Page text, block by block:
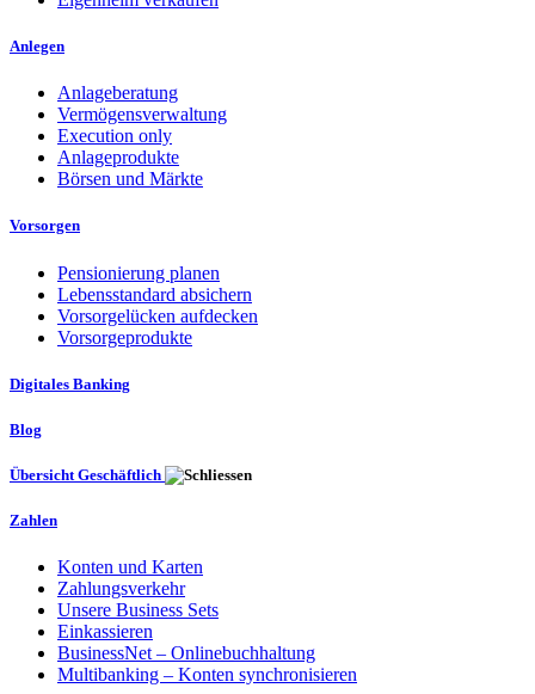
Anlegen
Anlageberatung
Vermögensverwaltung
Execution only
Anlageprodukte
Börsen und Märkte
Vorsorgen
Pensionierung planen
Lebensstandard absichern
Vorsorgelücken aufdecken
Vorsorgeprodukte
Digitales Banking
Blog
Übersicht Geschäftlich
Zahlen
Konten und Karten
Zahlungsverkehr
Unsere Business Sets
Einkassieren
BusinessNet – Onlinebuchhaltung
Multibanking – Konten synchronisieren